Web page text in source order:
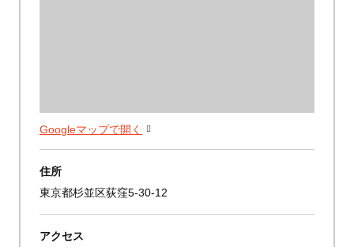
Googleマップで開く
住所
東京都杉並区荻窪5-30-12
アクセス